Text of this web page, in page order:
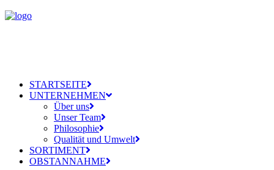
STARTSEITE
UNTERNEHMEN
Über uns
Unser Team
Philosophie
Qualität und Umwelt
SORTIMENT
OBSTANNAHME